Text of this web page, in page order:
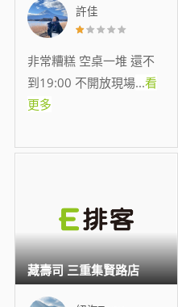
許佳
非常糟糕 空桌一堆 還不
到19:00 不開放現場...看
更多
藏壽司 三重集賢路店